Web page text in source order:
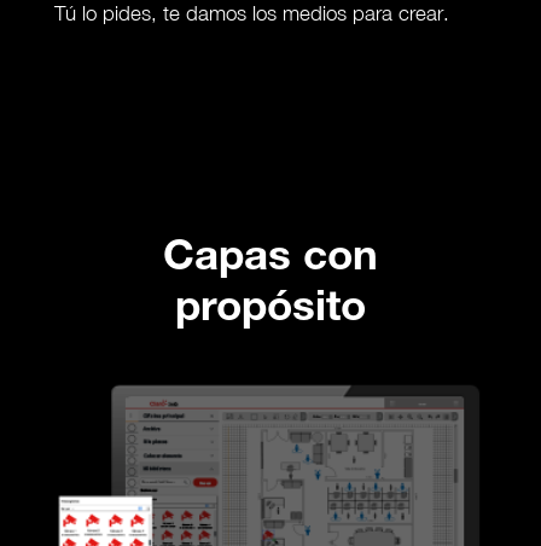
Tú lo pides, te damos los medios para crear.
Capas con
propósito